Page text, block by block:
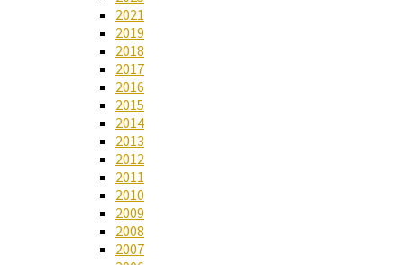
2021
2019
2018
2017
2016
2015
2014
2013
2012
2011
2010
2009
2008
2007